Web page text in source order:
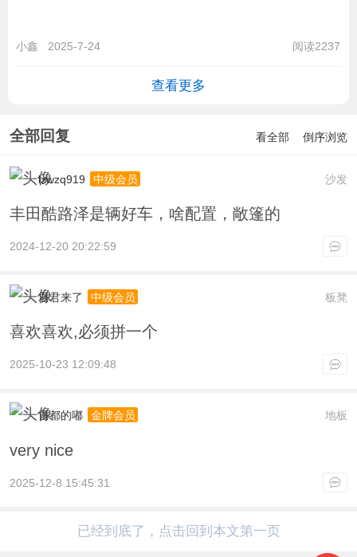
小鑫 2025-7-24 阅读2237
查看更多
全部回复 看全部 倒序浏览
沙发
lzwzq919 中级会员
丰田酷路泽是辆好车，啥配置，敞篷的
2024-12-20 20:22:59
板凳
君君来了 中级会员
喜欢喜欢,必须拼一个
2025-10-23 12:09:48
地板
首都的嘟 金牌会员
very nice
2025-12-8 15:45:31
已经到底了，点击回到本文第一页